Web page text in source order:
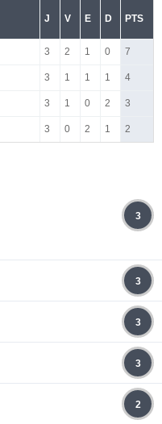
J V E D PTS
3 2 1 0 7
3 1 1 1 4
3 1 0 2 3
3 0 2 1 2
3
3
3
3
2